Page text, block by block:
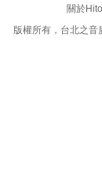
關於
版權所有，台北之